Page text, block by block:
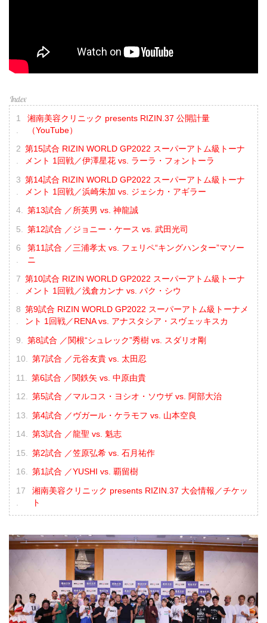
湘南美容クリニック presents RIZIN.37 公開計量
（YouTube）
第15試合 RIZIN WORLD GP2022 スーパーアトム級トーナ
メント 1回戦／伊澤星花 vs. ラーラ・フォントーラ
第14試合 RIZIN WORLD GP2022 スーパーアトム級トーナ
メント 1回戦／浜崎朱加 vs. ジェシカ・アギラー
第13試合 ／所英男 vs. 神龍誠
第12試合 ／ジョニー・ケース vs. 武田光司
第11試合 ／三浦孝太 vs. フェリペ“キングハンター”マソー
ニ
第10試合 RIZIN WORLD GP2022 スーパーアトム級トーナ
メント 1回戦／浅倉カンナ vs. パク・シウ
第9試合 RIZIN WORLD GP2022 スーパーアトム級トーナメ
ント 1回戦／RENA vs. アナスタシア・スヴェッキスカ
第8試合 ／関根“シュレック”秀樹 vs. スダリオ剛
第7試合 ／元谷友貴 vs. 太田忍
第6試合 ／関鉄矢 vs. 中原由貴
第5試合 ／マルコス・ヨシオ・ソウザ vs. 阿部大治
第4試合 ／ヴガール・ケラモフ vs. 山本空良
第3試合 ／龍聖 vs. 魁志
第2試合 ／笠原弘希 vs. 石月祐作
第1試合 ／YUSHI vs. 覇留樹
湘南美容クリニック presents RIZIN.37 大会情報／チケッ
ト